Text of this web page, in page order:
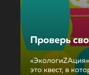
Проверь
это квест, в